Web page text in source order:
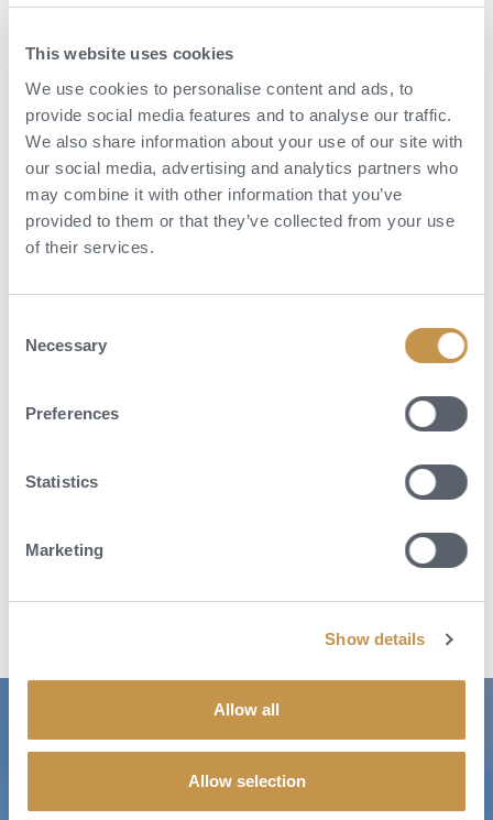
This website uses cookies
We use cookies to personalise content and ads, to
provide social media features and to analyse our traffic.
We also share information about your use of our site with
our social media, advertising and analytics partners who
may combine it with other information that you’ve
provided to them or that they’ve collected from your use
of their services.
Selection
Necessary
Preferences
Statistics
Marketing
Show details
Allow all
Allow selection
Aktivity
navštívit místní muzeum, kde se dozvíte o historii, maják a dlouhé
molo s dramatickým výhledem na oceán a vlny. Na trzích pak pořídíte
drahokamy. Pokud se při pobytu ve městě budete chtít trochu víc
vyřádit, můžete v okolí zkusit sandboarding, čtyřkolky na dunách,
také na přání zajistí soukromé výlety, prohlídky, transfery i průvodce.
POPTAT DOVOLENOU